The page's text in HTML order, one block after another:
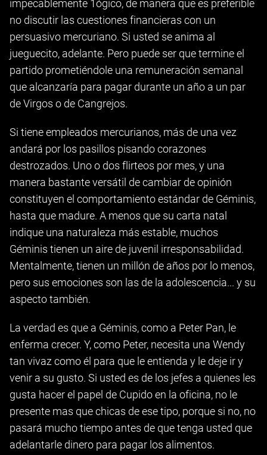
impecablemente 1ógico, de manera que es preferible
no discutir las cuestiones financieras con un
persuasivo mercuriano. Si usted se anima al
jueguecito, adelante. Pero puede ser que termine el
partido prometiéndole una remuneración semanal
que alcanzaría para pagar durante un año a un par
de Virgos o de Cangrejos.
Si tiene empleados mercurianos, más de una vez
andará por los pasillos pisando corazones
destrozados. Uno o dos flirteos por mes, y una
manera bastante versátil de cambiar de opinión
constituyen el comportamiento estándar de Géminis,
hasta que madure. A menos que su carta natal
indique una naturaleza más estable, muchos
Géminis tienen un aire de juvenil irresponsabilidad.
Mentalmente, tienen un millón de años por lo menos,
pero sus emociones son las de la adolescencia... y su
aspecto también.
La verdad es que a Géminis, como a Peter Pan, le
enferma crecer. Y, como Peter, necesita una Wendy
tan vivaz como él para que le entienda y le deje ir y
venir a su gusto. Si usted es de los jefes a quienes les
gusta hacer el papel de Cupido en la oficina, no le
presente mas que chicas de ese tipo, porque si no, no
pasará mucho tiempo antes de que tenga usted que
adelantarle dinero para pagar los alimentos.